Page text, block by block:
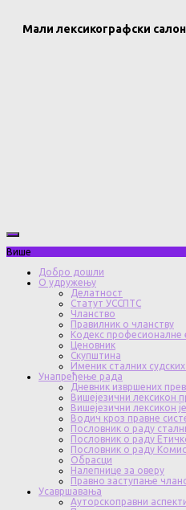
Мали лексикографски салон
Више
Добро дошли
О удружењу
Делатност
Статут УССПТС
Чланство
Правилник о чланству
Кодекс професионалне
Ценовник
Скупштина
Именик сталних
Унапређење рада
Дневник извршених
Вишејезични лексикон
Вишејезични лексикон
Водич кроз правне
Пословник о раду
Пословник о раду
Пословник о раду
Обрасци
Налепнице за оверу
Правно заступање
Усавршавања
Ауторскоправни